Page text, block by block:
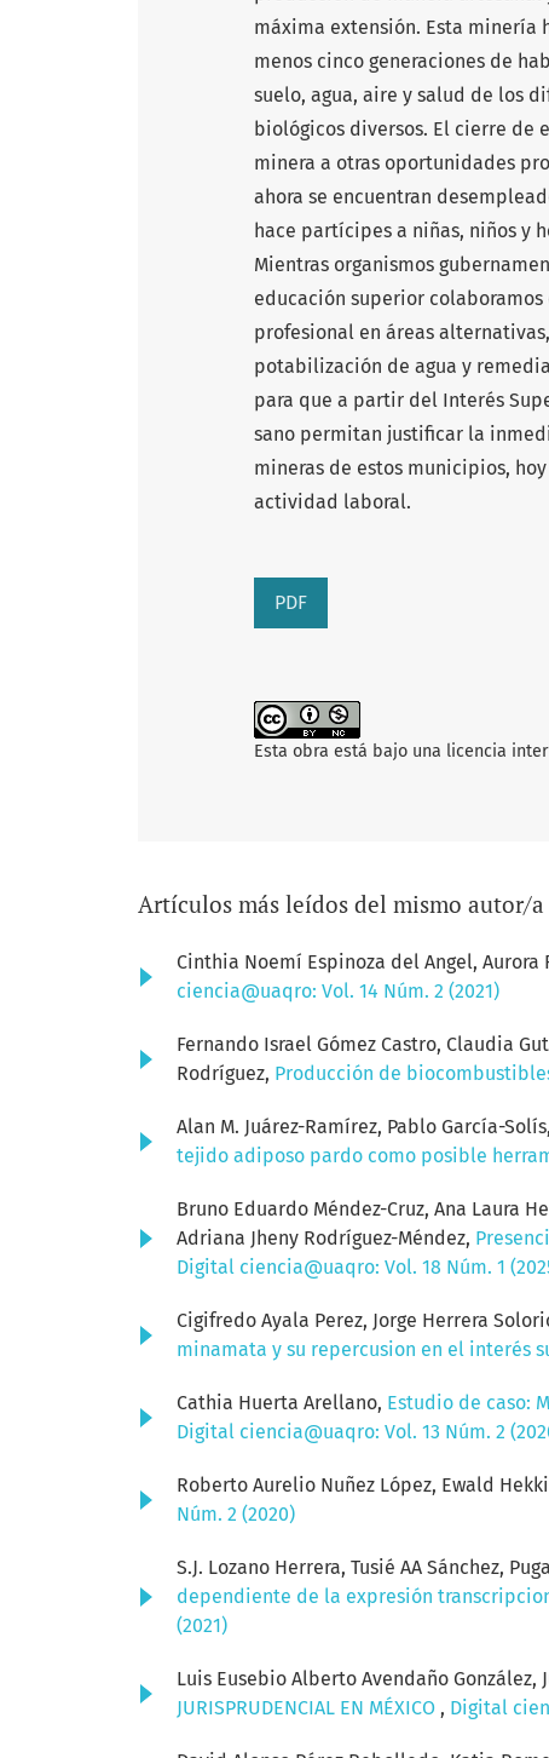
máxima extensión. Esta
menos cinco generaciones de
suelo, agua, aire y salud de los
biológicos diversos. El cierre de
minera a otras oportunidades
ahora se encuentran
hace partícipes a niñas, niños y
Mientras organismos
educación superior
profesional en áreas
potabilización de agua y
para que a partir del Interés
sano permitan justificar la
mineras de estos municipios,
actividad laboral.
PDF
Esta obra está bajo una licencia
Artículos más leídos del mismo autor/a
Cinthia Noemí Espinoza del Angel, Aurora
ciencia@uaqro: Vol. 14 Núm. 2 (2021)
Fernando Israel Gómez Castro, Claudia
Rodríguez, Producción de
Alan M. Juárez-Ramírez, Pablo García-
tejido adiposo pardo como posible
Bruno Eduardo Méndez-Cruz, Ana Laura
Adriana Jheny Rodríguez-Méndez,
Digital ciencia@uaqro: Vol. 18 Núm. 1
Cigifredo Ayala Perez, Jorge Herrera
minamata y su repercusion en el interés
Cathia Huerta Arellano, Estudio de caso:
Digital ciencia@uaqro: Vol. 13 Núm. 2
Roberto Aurelio Nuñez López, Ewald
Núm. 2 (2020)
S.J. Lozano Herrera, Tusié AA Sánchez,
dependiente de la expresión
(2021)
Luis Eusebio Alberto Avendaño González,
JURISPRUDENCIAL EN MÉXICO , Digital